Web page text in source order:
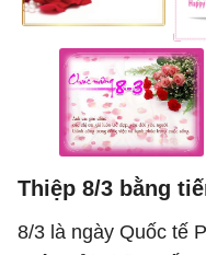
Thiệp 8/3 bằng
8/3 là ngày Quốc tế